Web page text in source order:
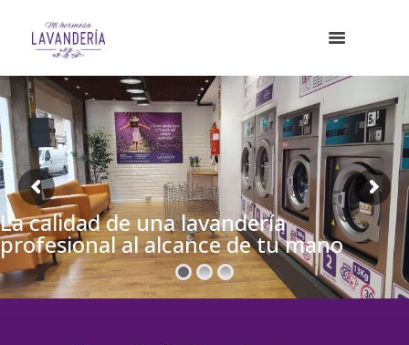
La calidad de una lavandería
profesional al alcance de tu mano